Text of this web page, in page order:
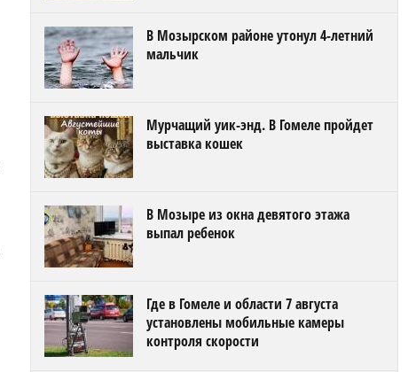
В Мозырском районе утонул 4-летний
мальчик
Мурчащий уик-энд. В Гомеле пройдет
выставка кошек
В Мозыре из окна девятого этажа
выпал ребенок
Где в Гомеле и области 7 августа
установлены мобильные камеры
контроля скорости